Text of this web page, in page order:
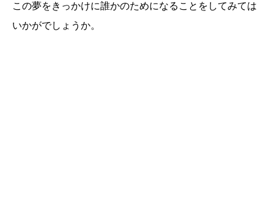
この夢をきっかけに誰かのためになることをしてみては
いかがでしょうか。